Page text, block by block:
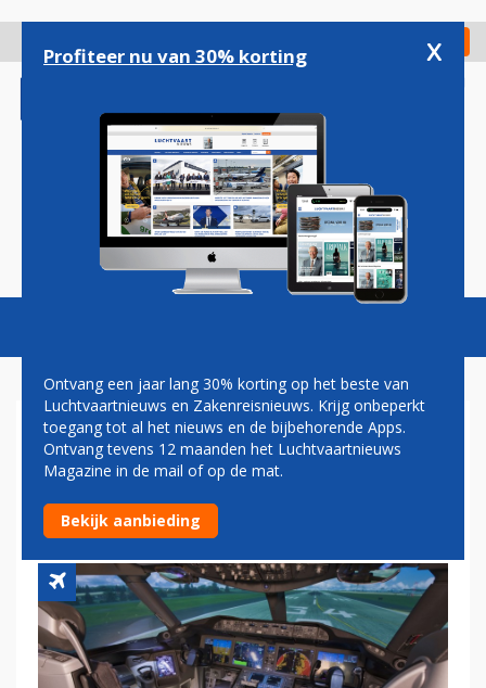
gaan
Check in
Magazine Podcasts Vacatures
FAA WIL EXTRA CONTROLE
COCKPITSTOELEN BOEING
787
Profiteer nu van 30% korting x
Ontvang een jaar lang 30% korting op het beste van
Luchtvaartnieuws en Zakenreisnieuws. Krijg onbeperkt
toegang tot al het nieuws en de bijbehorende Apps.
Ontvang tevens 12 maanden het Luchtvaartnieuws
Magazine in de mail of op de mat.
Bekijk aanbieding